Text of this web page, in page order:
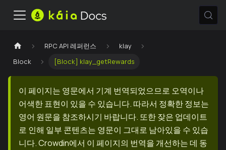
RPC API 레퍼런스
klay
Block
[Block] klay_getRewards
이 페이지는 영문에서 기계 번역되었으므로 오역이나
어색한 표현이 있을 수 있습니다. 따라서 정확한 정보는
영어 원문을 참조하시기 바랍니다. 또한 잦은 업데이트
로 인해 일부 콘텐츠는 영문이 그대로 남아있을 수 있습
니다. Crowdin에서 이 페이지의 번역을 개선하는 데 동